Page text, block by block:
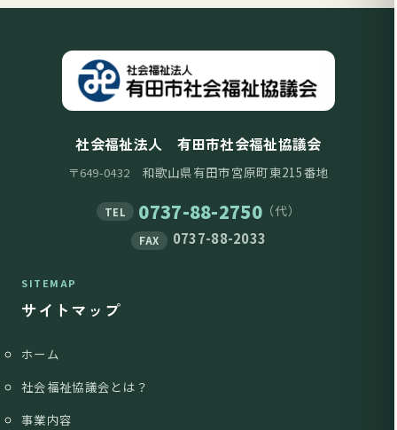
社会福祉法人 有田市社会福祉協議会
〒649-0432 和歌山県有田市宮原町東215番地
TEL 0737-88-2750（代）
FAX 0737-88-2033
SITEMAP
サイトマップ
ホーム
社会福祉協議会とは？
事業内容